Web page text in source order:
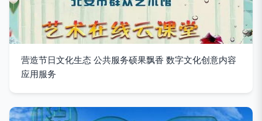
营造节日文化生态 公共服务硕果飘香 数字文化创意内容
应用服务